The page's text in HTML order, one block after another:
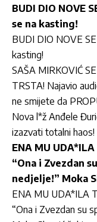
BUDI DIO NOVE
se na kasting!
BUDI DIO NOVE
kasting!
SAŠA MIRKOVIĆ
TRSTA! Najavio
ne smijete da
Nova l*ž Anđele
izazvati totalni haos!
ENA MU
“Ona i Zvezdan
nedjelje!” Moka
ENA MU UDA*ILA
“Ona i Zvezdan su